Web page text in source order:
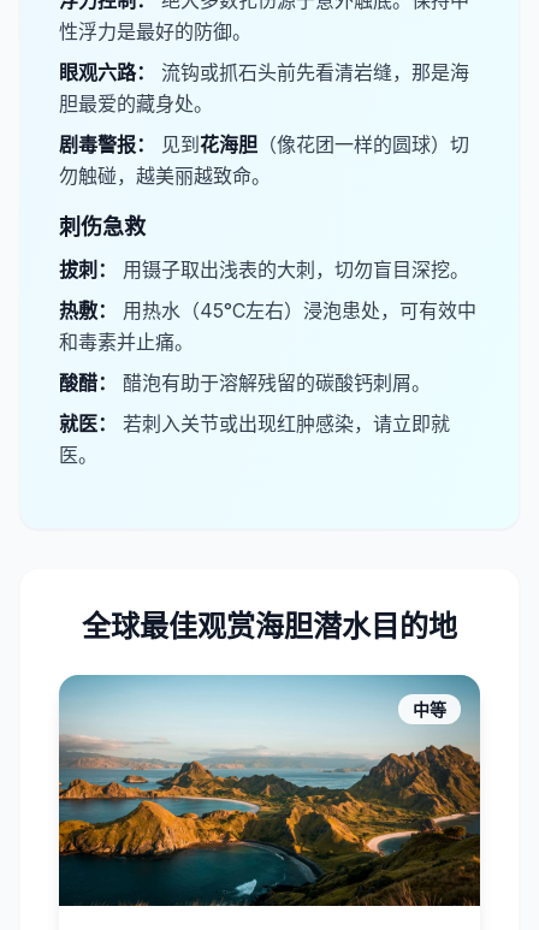
性浮力是最好的防御。
​眼观六路：
流钩或抓石头前先看清岩缝，那是海
胆最爱的藏身处。
​剧毒警报：
见到​ ​花海胆 （像花团一样的圆球）切
勿触碰，越美丽越致命。
刺伤急救
​拔刺：
用镊子取出浅表的大刺，切勿盲目深挖。
​热敷：
用热水（45°C左右）浸泡患处，可有效中
和毒素并止痛。
​酸醋：
醋泡有助于溶解残留的碳酸钙刺屑。
​就医：
若刺入关节或出现红肿感染，请立即就
医。
全球最佳观赏海胆潜水目的地
中等